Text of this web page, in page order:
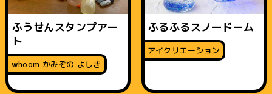
ふうせんスタンプアー
ト
whoom かみぞの よしき
ふるふるスノードーム
アイクリエーション